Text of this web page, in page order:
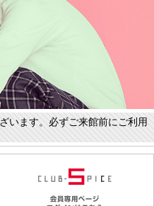
います。必ずご来館前にご利用